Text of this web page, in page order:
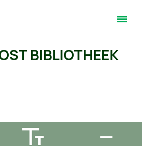
BIBLIOTHEEK